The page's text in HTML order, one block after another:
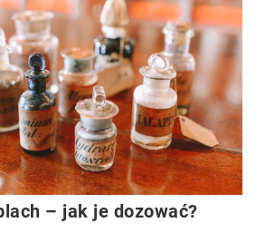
– jak je dozować?